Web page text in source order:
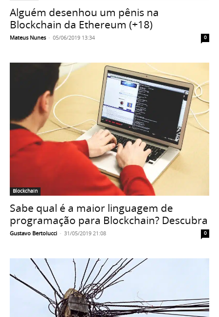
Alguém desenhou um pênis na
Blockchain da Ethereum (+18)
Mateus Nunes - 05/06/2019 13:34 0
Blockchain
Sabe qual é a maior linguagem de
programação para Blockchain? Descubra
Gustavo Bertolucci - 31/05/2019 21:08 0